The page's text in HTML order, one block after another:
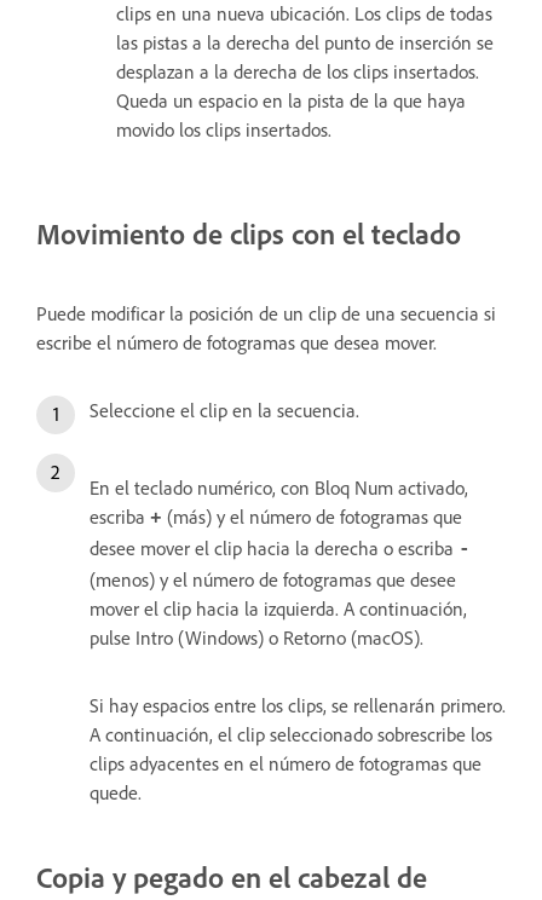
clips en una nueva ubicación. Los clips de todas
las pistas a la derecha del punto de inserción se
desplazan a la derecha de los clips insertados.
Queda un espacio en la pista de la que haya
movido los clips insertados.
Movimiento de clips con el teclado
Puede modificar la posición de un clip de una secuencia si
escribe el número de fotogramas que desea mover.
Seleccione el clip en la secuencia.
En el teclado numérico, con Bloq Num activado,
escriba + (más) y el número de fotogramas que
desee mover el clip hacia la derecha o escriba -
(menos) y el número de fotogramas que desee
mover el clip hacia la izquierda. A continuación,
pulse Intro (Windows) o Retorno (macOS).
Si hay espacios entre los clips, se rellenarán primero.
A continuación, el clip seleccionado sobrescribe los
clips adyacentes en el número de fotogramas que
quede.
Copia y pegado en el cabezal de